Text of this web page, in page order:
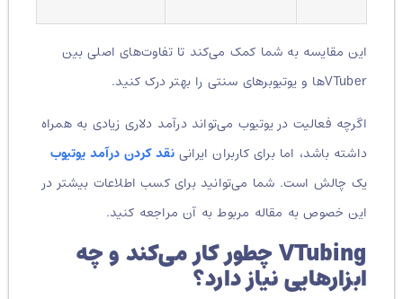
این مقایسه به شما کمک می‌کند تا تفاوت‌های اصلی بین
VTuberها و یوتیوبرهای سنتی را بهتر درک کنید.
اگرچه فعالیت در یوتیوب می‌تواند درآمد دلاری زیادی به همراه
داشته باشد، اما برای کاربران ایرانینقد کردن درآمد یوتیوب
یک چالش است. شما می‌توانید برای کسب اطلاعات بیشتر در
این خصوص به مقاله مربوط به آن مراجعه کنید.
VTubing چطور کار می‌کند و چه
ابزارهایی نیاز دارد؟